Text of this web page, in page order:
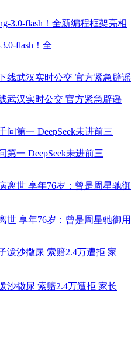
flash！全
武汉实时公交 官方紧急辟谣
一 DeepSeek未进前三
世 享年76岁：曾是周星驰御用
沙撒尿 索赔2.4万遭拒 家长